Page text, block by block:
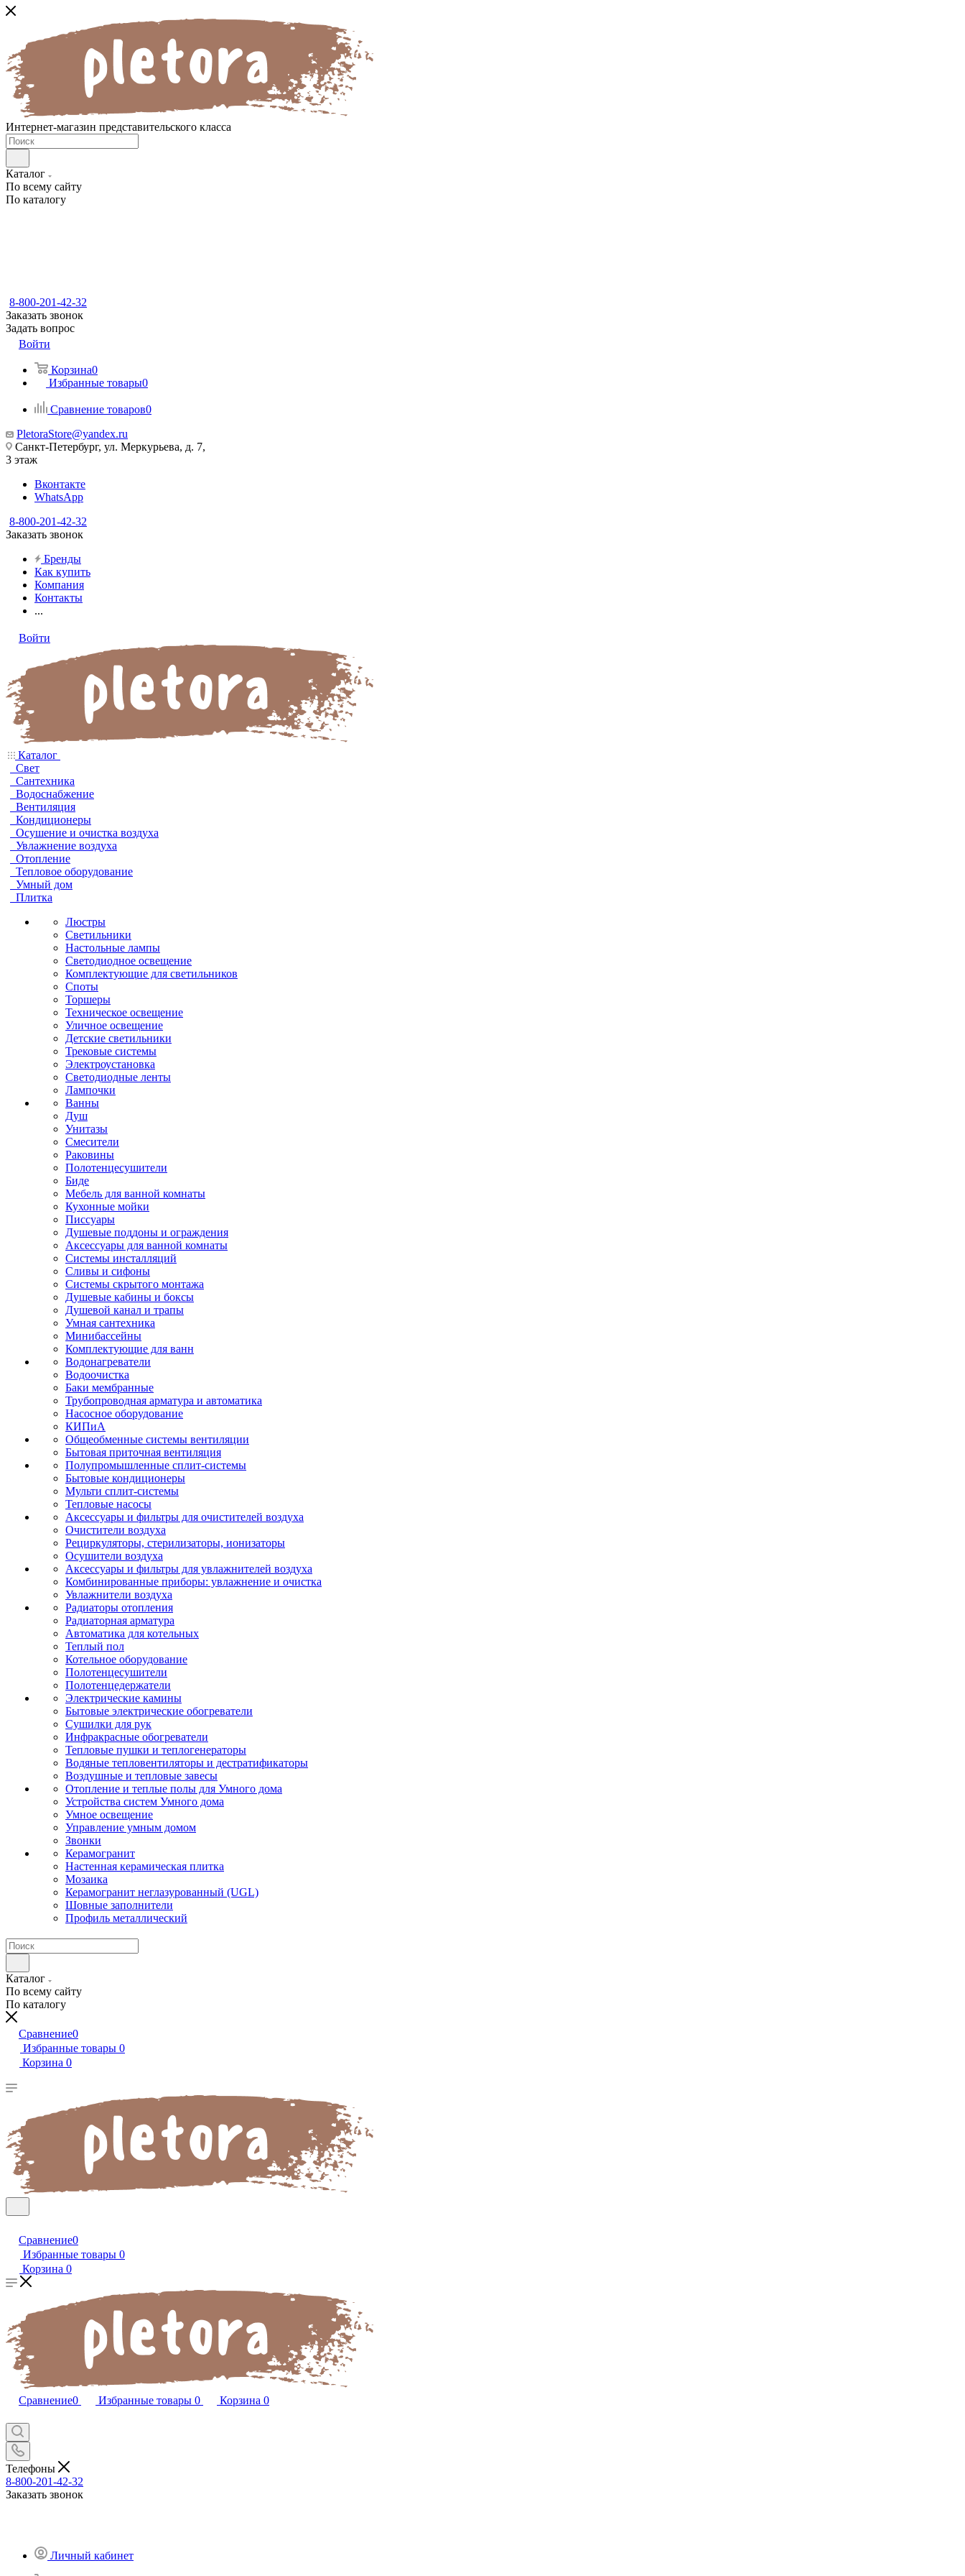
Интернет-магазин представительского класса
Каталог
По всему сайту
По каталогу
8-800-201-42-32
Заказать звонок
Задать вопрос
Войти
Корзина0
Избранные товары0
Сравнение товаров0
PletoraStore@yandex.ru
Санкт-Петербург, ул. Меркурьева, д. 7,
3 этаж
Вконтакте
WhatsApp
8-800-201-42-32
Заказать звонок
Бренды
Как купить
Компания
Контакты
...
Войти
Каталог
Свет
Сантехника
Водоснабжение
Вентиляция
Кондиционеры
Осушение и очистка воздуха
Увлажнение воздуха
Отопление
Тепловое оборудование
Умный дом
Плитка
Люстры
Светильники
Настольные лампы
Светодиодное освещение
Комплектующие для светильников
Споты
Торшеры
Техническое освещение
Уличное освещение
Детские светильники
Трековые системы
Электроустановка
Светодиодные ленты
Лампочки
Ванны
Душ
Унитазы
Смесители
Раковины
Полотенцесушители
Биде
Мебель для ванной комнаты
Кухонные мойки
Писсуары
Душевые поддоны и ограждения
Аксессуары для ванной комнаты
Системы инсталляций
Сливы и сифоны
Системы скрытого монтажа
Душевые кабины и боксы
Душевой канал и трапы
Умная сантехника
Минибассейны
Комплектующие для ванн
Водонагреватели
Водоочистка
Баки мембранные
Трубопроводная арматура и автоматика
Насосное оборудование
КИПиА
Общеобменные системы вентиляции
Бытовая приточная вентиляция
Полупромышленные сплит-системы
Бытовые кондиционеры
Мульти сплит-системы
Тепловые насосы
Аксессуары и фильтры для очистителей воздуха
Очистители воздуха
Рециркуляторы, стерилизаторы, ионизаторы
Осушители воздуха
Аксессуары и фильтры для увлажнителей воздуха
Комбинированные приборы: увлажнение и очистка
Увлажнители воздуха
Радиаторы отопления
Радиаторная арматура
Автоматика для котельных
Теплый пол
Котельное оборудование
Полотенцесушители
Полотенцедержатели
Электрические камины
Бытовые электрические обогреватели
Сушилки для рук
Инфракрасные обогреватели
Тепловые пушки и теплогенераторы
Водяные тепловентиляторы и дестратификаторы
Воздушные и тепловые завесы
Отопление и теплые полы для Умного дома
Устройства систем Умного дома
Умное освещение
Управление умным домом
Звонки
Керамогранит
Настенная керамическая плитка
Мозаика
Керамогранит неглазурованный (UGL)
Шовные заполнители
Профиль металлический
Каталог
По всему сайту
По каталогу
Сравнение0
Избранные товары 0
Корзина 0
Сравнение0
Избранные товары 0
Корзина 0
Сравнение0 Избранные товары 0 Корзина 0
Телефоны
8-800-201-42-32
Заказать звонок
Личный кабинет